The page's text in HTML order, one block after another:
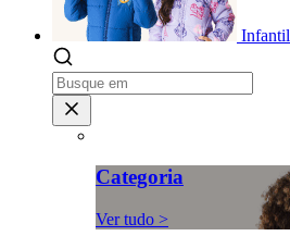
Infantil
Categoria
Ver tudo >